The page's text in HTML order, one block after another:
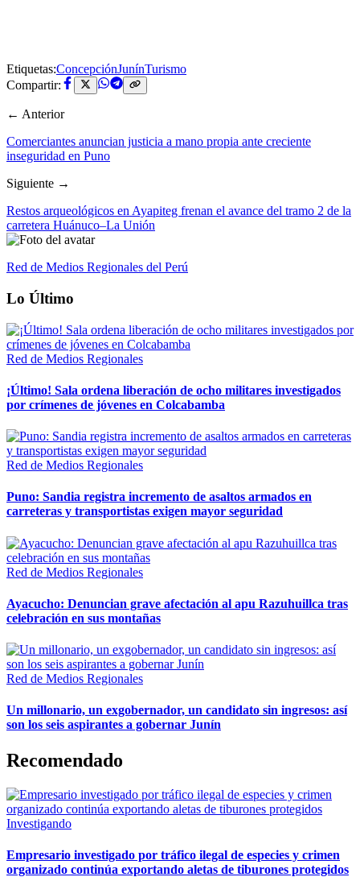
Etiquetas:ConcepciónJunínTurismo
Compartir:
← Anterior
Comerciantes anuncian justicia a mano propia ante creciente
inseguridad en Puno
Siguiente →
Restos arqueológicos en Ayapiteg frenan el avance del tramo 2 de la
carretera Huánuco–La Unión
Red de Medios Regionales del Perú
Lo Último
Red de Medios Regionales
¡Último! Sala ordena liberación de ocho militares investigados
por crímenes de jóvenes en Colcabamba
Red de Medios Regionales
Puno: Sandia registra incremento de asaltos armados en
carreteras y transportistas exigen mayor seguridad
Red de Medios Regionales
Ayacucho: Denuncian grave afectación al apu Razuhuillca tras
celebración en sus montañas
Red de Medios Regionales
Un millonario, un exgobernador, un candidato sin ingresos: así
son los seis aspirantes a gobernar Junín
Recomendado
Investigando
Empresario investigado por tráfico ilegal de especies y crimen
organizado continúa exportando aletas de tiburones protegidos